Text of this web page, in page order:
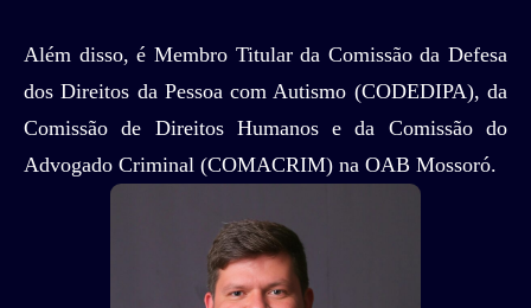
Além disso, é Membro Titular da Comissão da Defesa
dos Direitos da Pessoa com Autismo (CODEDIPA), da
Comissão de Direitos Humanos e da Comissão do
Advogado Criminal (COMACRIM) na OAB Mossoró.